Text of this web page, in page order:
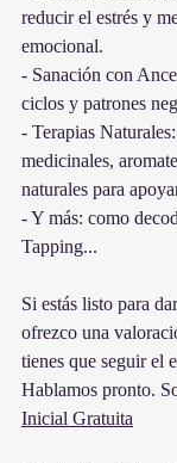
reducir el estrés y
emocional.
- Sanación con
ciclos y patrones
- Terapias
medicinales,
naturales para
- Y más: como
Tapping...
Si estás listo para
ofrezco una
tienes que seguir el
Hablamos pronto.
Inicial Gratuita